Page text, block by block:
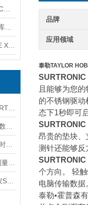
品牌
应用领域
泰勒TAYLOR
SURTRONIC
且能够为您
的不锈钢驱动
态下1秒即可
SURTRONIC
昂贵的垫块、
测针还能够反
SURTRONIC
个方向。 轻
电脑传输数据
泰勒•霍普森